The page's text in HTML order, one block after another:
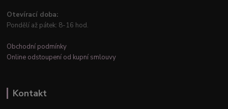
Otevírací doba:
Pondělí až pátek: 8-16 hod.
Obchodní podmínky
Online odstoupení od kupní smlouvy
Kontakt